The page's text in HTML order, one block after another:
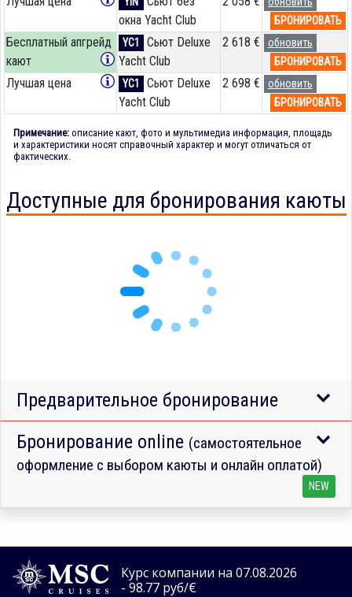
окна Yacht Club
БРОНИРОВАТЬ
Бесплатный апгрейд
кают
YC1
Сьют Deluxe
Yacht Club
2 618 €
обновить
БРОНИРОВАТЬ
Лучшая цена YC1
Сьют Deluxe
Yacht Club
2 698 €
обновить
БРОНИРОВАТЬ
Примечание: описание кают, фото и мультимедиа информация, площадь
и характеристики носят справочный характер и могут отличаться от
фактических.
Доступные для бронирования каюты
Предварительное бронирование
Бронирование online (самостоятельное
оформление с выбором каюты и онлайн оплатой)
NEW
Курс компании на 07.08.2026
- 98.77 руб/€